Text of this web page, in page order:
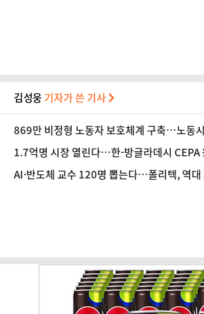
김성웅 기자가 쓴 기사
869만 비정형 노동자 보호체계 구축…노동
개
1.7억명 시장 열린다…한-방글라데시 CEPA
AI·반도체 교수 120명 뽑는다…폴리텍, 역대